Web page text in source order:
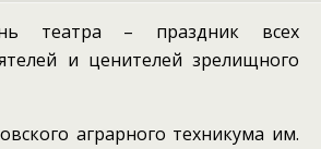
театра – праздник всех
и ценителей зрелищного
аграрного техникума им.